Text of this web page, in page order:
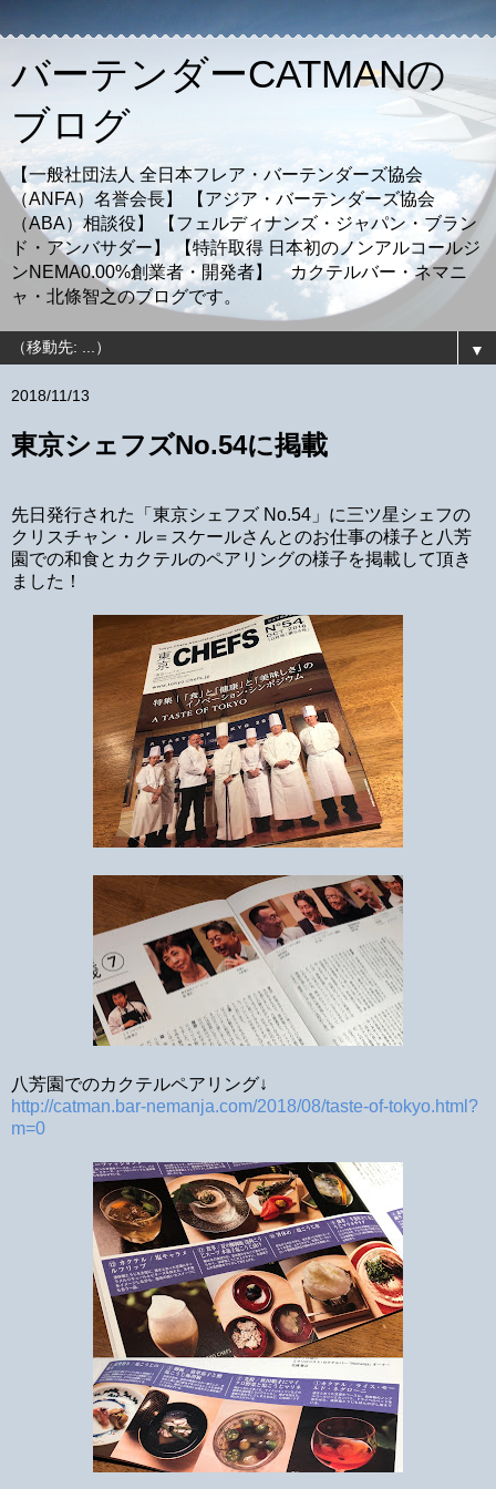
バーテンダーCATMANの
ブログ
【一般社団法人 全日本フレア・バーテンダーズ協会
（ANFA）名誉会長】 【アジア・バーテンダーズ協会
（ABA）相談役】 【フェルディナンズ・ジャパン・ブラン
ド・アンバサダー】 【特許取得 日本初のノンアルコールジ
ンNEMA0.00%創業者・開発者】 カクテルバー・ネマニ
ャ・北條智之のブログです。
▼
2018/11/13
東京シェフズNo.54に掲載
先日発行された「東京シェフズ No.54」に三ツ星シェフの
クリスチャン・ル＝スケールさんとのお仕事の様子と八芳
園での和食とカクテルのペアリングの様子を掲載して頂き
ました！
八芳園でのカクテルペアリング↓
http://catman.bar-nemanja.com/2018/08/taste-of-tokyo.html?
m=0